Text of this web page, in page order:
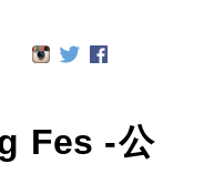
Fes -公